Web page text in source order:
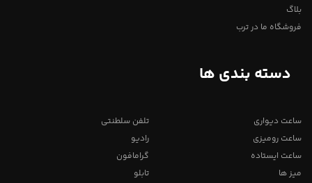
بلاگ
فروشگاه ما در ترب
دسته بندی ها
ساعت دیواری
ساعت رومیزی
ساعت ایستاده
میز ها
تلفن سلطنتی
رادیو
گرامافون
تابلو